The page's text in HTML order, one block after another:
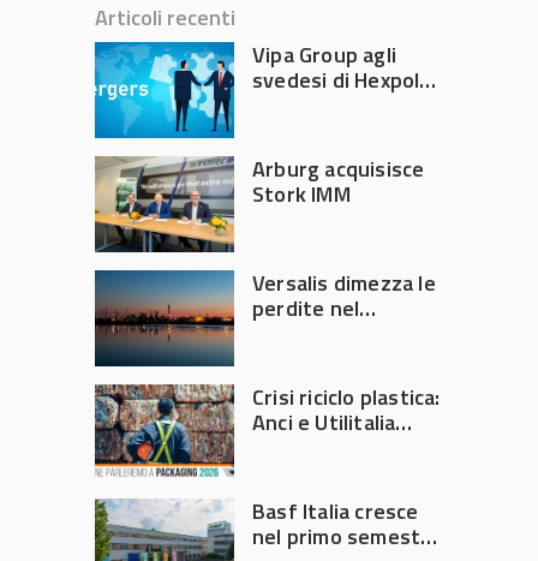
Articoli recenti
Vipa Group agli
svedesi di Hexpol
Arburg acquisisce
Stork IMM
Versalis dimezza le
perdite nel
Crisi riciclo plastica:
Anci e Utilitalia
Governo
Basf Italia cresce
nel primo semestre